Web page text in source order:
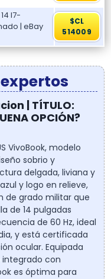
I7-
| eBay
$CL
514009
| TÍTULO:
OPCIÓN?
VivoBook, modelo
sobrio y
delgada, liviana y
y logo en relieve,
de grado militar que
de 14 pulgadas
de 60 Hz, ideal
y está certificada
ocular. Equipada
con
es óptima para